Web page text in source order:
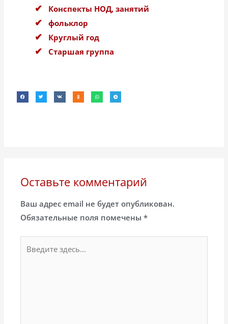
Конспекты НОД, занятий
фольклор
Круглый год
Старшая группа
Оставьте комментарий
Ваш адрес email не будет опубликован.
Обязательные поля помечены*
здесь...